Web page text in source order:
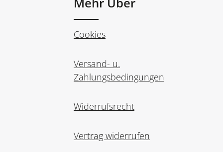
Cookies
Versand- u.
Zahlungsbedingungen
Widerrufsrecht
Vertrag widerrufen